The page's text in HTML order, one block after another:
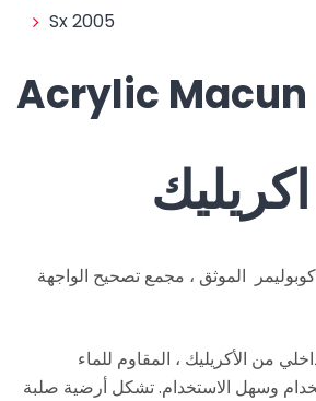
Sx 2005
Acrylic Macun
الموثق ، مجمع تصحيح الواجهة
من الأكريليك ، المقاوم للماء
وسهل الاستخدام. تشكل أرضية صلبة